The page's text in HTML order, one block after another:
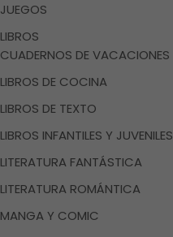
JUEGOS
LIBROS
CUADERNOS DE VACACIONES
LIBROS DE COCINA
LIBROS DE TEXTO
LIBROS INFANTILES Y JUVENILES
LITERATURA FANTÁSTICA
LITERATURA ROMÁNTICA
MANGA Y COMIC